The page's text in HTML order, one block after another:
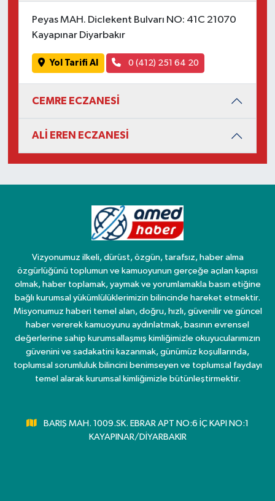
Peyas MAH. Diclekent Bulvarı NO: 41C 21070
Kayapınar Diyarbakır
Yol Tarifi Al 0 (412) 251 64 20
CEMRE ECZANESİ
ALİ EREN ECZANESİ
Vizyonumuz ilkeli, dürüst, özgün, tarafsız, haber alma
özgürlüğünü toplumun ve kamuoyunun gerçeğe açılan kapısı
olmak, haber toplamak, yaymak ve yorumlamakla basın etiğine
bağlı kurumsal yükümlülüklerimizin bilincinde hareket etmektir.
Misyonumuz haberi temel alan, doğru, hızlı, güvenilir ve güncel
haber vererek kamuoyunu aydınlatmak, basının evrensel
değerlerine sahip kurumsallaşmış kimliğimizle okuyucularımızın
güvenini ve sadakatini kazanmak, günümüz koşullarında,
toplumsal sorumluluk bilincini benimseyen ve toplumsal faydayı
temel alarak kurumsal kimliğimizle bütünleştirmektir.
BARIŞ MAH. 1009.SK. EBRAR APT NO:6 İÇ KAPI NO:1
KAYAPINAR/DİYARBAKIR